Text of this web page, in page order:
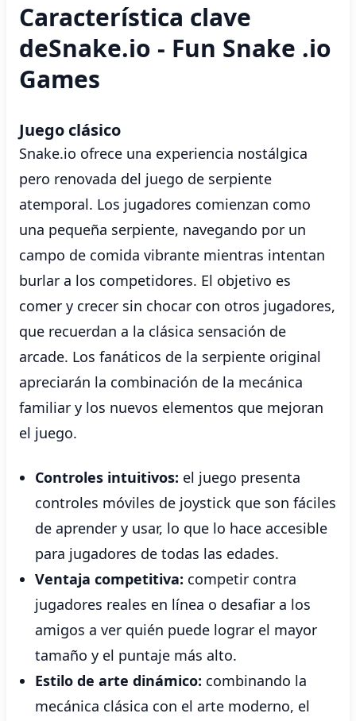
Característica clave
deSnake.io - Fun Snake .io
Games
Juego clásico
Snake.io ofrece una experiencia nostálgica
pero renovada del juego de serpiente
atemporal. Los jugadores comienzan como
una pequeña serpiente, navegando por un
campo de comida vibrante mientras intentan
burlar a los competidores. El objetivo es
comer y crecer sin chocar con otros jugadores,
que recuerdan a la clásica sensación de
arcade. Los fanáticos de la serpiente original
apreciarán la combinación de la mecánica
familiar y los nuevos elementos que mejoran
el juego.
Controles intuitivos: el juego presenta
controles móviles de joystick que son fáciles
de aprender y usar, lo que lo hace accesible
para jugadores de todas las edades.
Ventaja competitiva: competir contra
jugadores reales en línea o desafiar a los
amigos a ver quién puede lograr el mayor
tamaño y el puntaje más alto.
Estilo de arte dinámico: combinando la
mecánica clásica con el arte moderno, el